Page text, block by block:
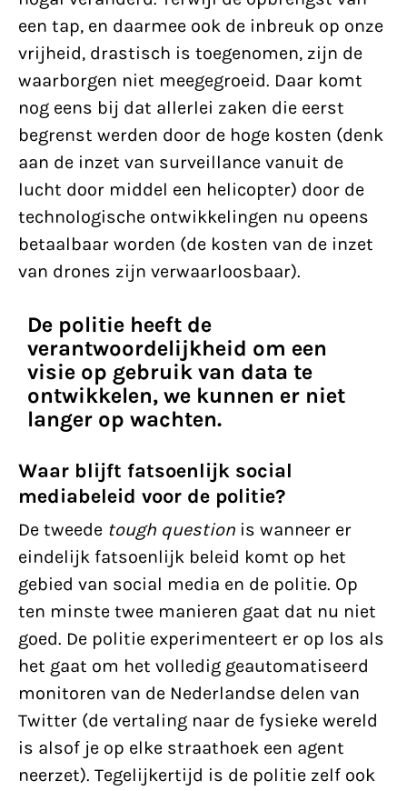
een tap, en daarmee ook de inbreuk op onze
vrijheid, drastisch is toegenomen, zijn de
waarborgen niet meegegroeid. Daar komt
nog eens bij dat allerlei zaken die eerst
begrenst werden door de hoge kosten (denk
aan de inzet van surveillance vanuit de
lucht door middel een helicopter) door de
technologische ontwikkelingen nu opeens
betaalbaar worden (de kosten van de inzet
van drones zijn verwaarloosbaar).
De politie heeft de
verantwoordelijkheid om een
visie op gebruik van data te
ontwikkelen, we kunnen er niet
langer op wachten.
Waar blijft fatsoenlijk social
mediabeleid voor de politie?
De tweede tough question is wanneer er
eindelijk fatsoenlijk beleid komt op het
gebied van social media en de politie. Op
ten minste twee manieren gaat dat nu niet
goed. De politie experimenteert er op los als
het gaat om het volledig geautomatiseerd
monitoren van de Nederlandse delen van
Twitter (de vertaling naar de fysieke wereld
is alsof je op elke straathoek een agent
neerzet). Tegelijkertijd is de politie zelf ook